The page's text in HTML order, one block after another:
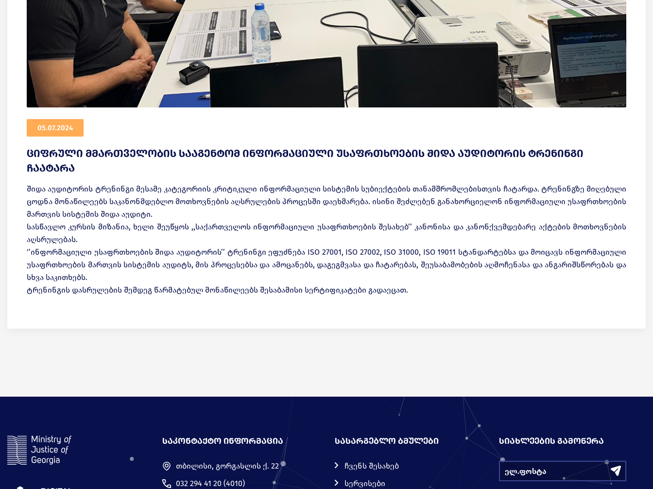
05.07.2024
ციფრული მმართველობის სააგენტომ ინფორმაციული უსაფრთხოების შიდა აუდიტორის ტრენინგი
ჩაატარა
შიდა აუდიტორის ტრენინგი მესამე კატეგორიის კრიტიკული ინფორმაციული სისტემის სუბიექტების თანამშრომლებისთვის ჩატარდა. ტრენინგზე მიღებული
ცოდნა მონაწილეებს საკანონმდებლო მოთხოვნების აღსრულების პროცესში დაეხმარება. ისინი შეძლებენ განახორციელონ ინფორმაციული უსაფრთხოების
მართვის სისტემის შიდა აუდიტი.
სასწავლო კურსის მიზანია, ხელი შეუწყოს ,,საქართველოს ინფორმაციული უსაფრთხოების შესახებ’’ კანონისა და კანონქვემდებარე აქტების მოთხოვნების
აღსრულებას.
‘’ინფორმაციული უსაფრთხოების შიდა აუდიტორის’’ ტრენინგი ეფუძნება ISO 27001, ISO 27002, ISO 31000, ISO 19011 სტანდარტებსა და მოიცავს ინფორმაციული
უსაფრთხოების მართვის სისტემის აუდიტს, მის პროცესებსა და ამოცანებს, დაგეგმვასა და ჩატარებას, შეუსაბამობების აღმოჩენასა და ანგარიშსწორებას და
სხვა საკითხებს.
ტრენინგის დასრულების შემდეგ წარმატებულ მონაწილეებს შესაბამისი სერტიფიკატები გადაეცათ.
ᲡᲐᲙᲝᲜᲢᲐᲥᲢᲝ ᲘᲜᲤᲝᲠᲛᲐᲪᲘᲐ
თბილისი, გორგასლის ქ. 22
032 294 41 20 (4010)
ᲡᲐᲡᲐᲠᲒᲔᲑᲚᲝ ᲑᲛᲣᲚᲔᲑᲘ
ჩვენს შესახებ
სერვისები
ᲡᲘᲐᲮᲚᲔᲔᲑᲘᲡ ᲒᲐᲛᲝᲬᲔᲠᲐ